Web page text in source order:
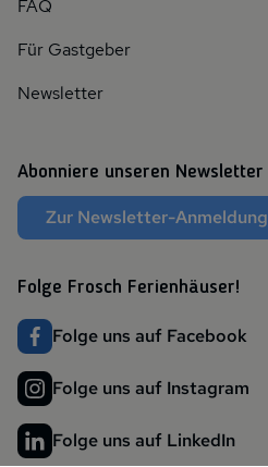
FAQ
Für Gastgeber
Newsletter
Abonniere unseren Newsletter
Zur Newsletter-Anmeldung
Folge Frosch Ferienhäuser!
Folge uns auf Facebook
Folge uns auf Instagram
Folge uns auf LinkedIn